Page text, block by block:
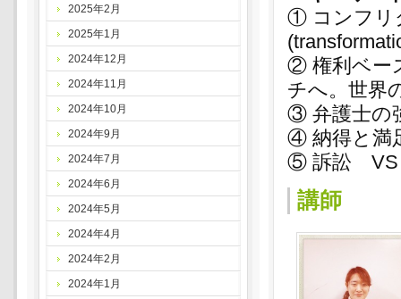
① コンフリ
② 権利ベー
チへ。世界
③ 弁護士の
④ 納得と満
⑤ 訴訟
講師
2025年2月
2025年1月
2024年12月
2024年11月
2024年10月
2024年9月
2024年7月
2024年6月
2024年5月
2024年4月
2024年2月
2024年1月